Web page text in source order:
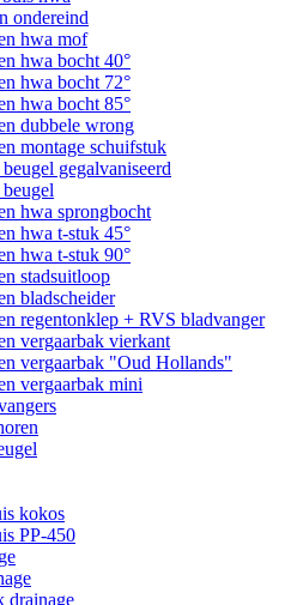
ondereind
hwa mof
hwa bocht 40°
hwa bocht 72°
hwa bocht 85°
dubbele wrong
montage schuifstuk
gegalvaniseerd
hwa sprongbocht
hwa t-stuk 45°
hwa t-stuk 90°
stadsuitloop
bladscheider
regentonklep + RVS bladvanger
vergaarbak vierkant
vergaarbak "Oud Hollands"
vergaarbak mini
kokos
PP-450
drainage